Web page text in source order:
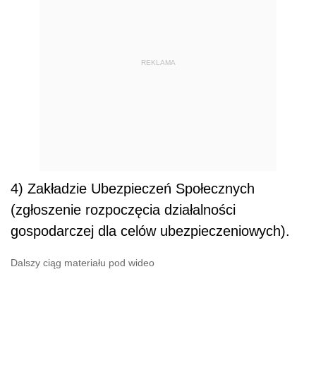
REKLAMA
4) Zakładzie Ubezpieczeń Społecznych
(zgłoszenie rozpoczęcia działalności
gospodarczej dla celów ubezpieczeniowych).
Dalszy ciąg materiału pod wideo